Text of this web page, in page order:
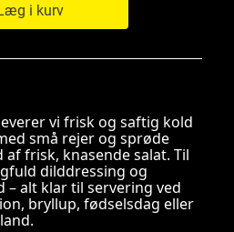
i kurv
vi frisk og saftig kold
små rejer og sprøde
frisk, knasende salat. Til
dilddressing og
alt klar til servering ved
bryllup, fødselsdag eller